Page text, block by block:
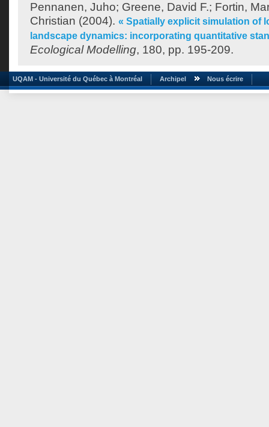
Pennanen, Juho; Greene, David F.; Fortin,
Christian (2004). « Spatially explicit simulation of
landscape dynamics: incorporating quantitative
Ecological Modelling, 180, pp. 195-209.
UQAM - Université du Québec à Montréal Archipel Nous écrire